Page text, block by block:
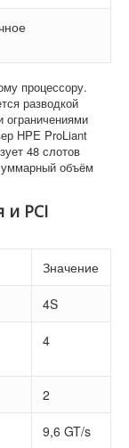
процессору.
разводкой
HPE ProLiant
48 слотов
объём
PCI
Значение
4S
4
2
9,6 GT/s